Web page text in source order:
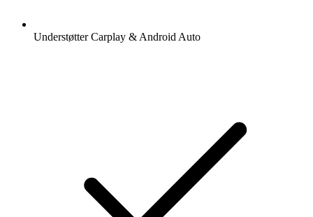
Understøtter Carplay & Android Auto